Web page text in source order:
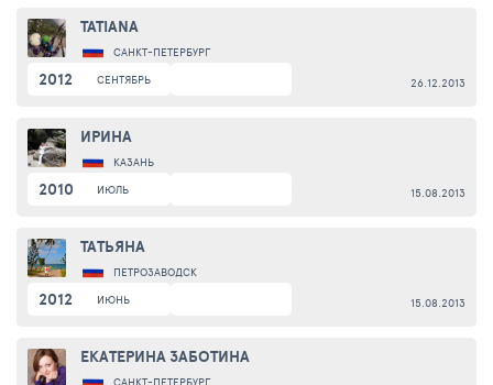
TATIANA
САНКТ-ПЕТЕРБУРГ
2012 СЕНТЯБРЬ 26.12.2013
ИРИНА
КАЗАНЬ
2010 ИЮЛЬ 15.08.2013
ТАТЬЯНА
ПЕТРОЗАВОДСК
2012 ИЮНЬ 15.08.2013
ЕКАТЕРИНА ЗАБОТИНА
САНКТ-ПЕТЕРБУРГ